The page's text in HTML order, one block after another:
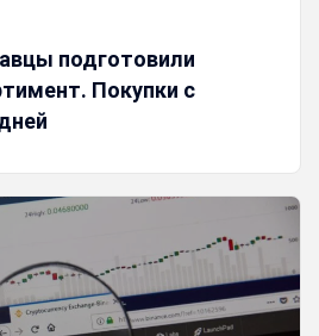
подготовили
Покупки с